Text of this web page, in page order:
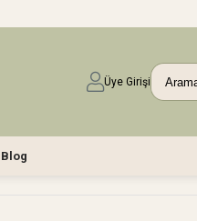
Üye Girişi
Blog